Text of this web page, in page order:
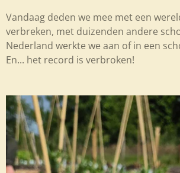
Vandaag deden we mee met een
verbreken, met duizenden andere
Nederland werkte we aan of in een
En... het record is verbroken!